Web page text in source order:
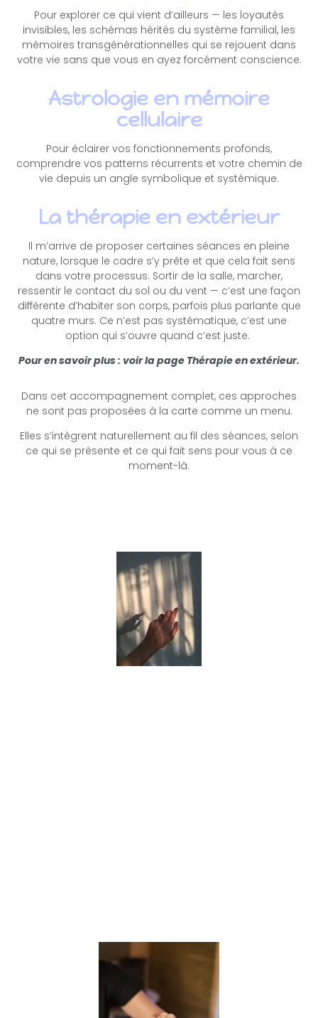
Pour explorer ce qui vient d’ailleurs — les loyautés
invisibles, les schémas hérités du système familial, les
mémoires transgénérationnelles qui se rejouent dans
votre vie sans que vous en ayez forcément conscience.
Astrologie en mémoire
cellulaire
Pour éclairer vos fonctionnements profonds,
comprendre vos patterns récurrents et votre chemin de
vie depuis un angle symbolique et systémique.
La thérapie en extérieur
Il m’arrive de proposer certaines séances en pleine
nature, lorsque le cadre s’y prête et que cela fait sens
dans votre processus. Sortir de la salle, marcher,
ressentir le contact du sol ou du vent — c’est une façon
différente d’habiter son corps, parfois plus parlante que
quatre murs. Ce n’est pas systématique, c’est une
option qui s’ouvre quand c’est juste.
Pour en savoir plus : voir la page Thérapie en extérieur.
Dans cet accompagnement complet, ces approches
ne sont pas proposées à la carte comme un menu.
Elles s’intègrent naturellement au fil des séances, selon
ce qui se présente et ce qui fait sens pour vous à ce
moment-là.